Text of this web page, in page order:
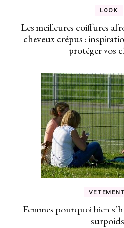
LOOK
Les meilleures coiffures
cheveux crépus :
protéger vos
Femmes pourquoi bien